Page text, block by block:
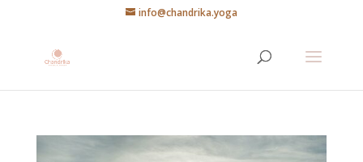
info@chandrika.yoga